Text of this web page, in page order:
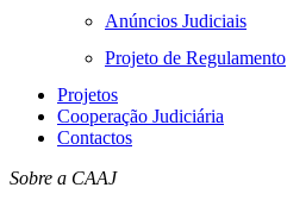
Anúncios Judiciais
Projeto de Regulamento
Projetos
Cooperação Judiciária
Contactos
Sobre a CAAJ